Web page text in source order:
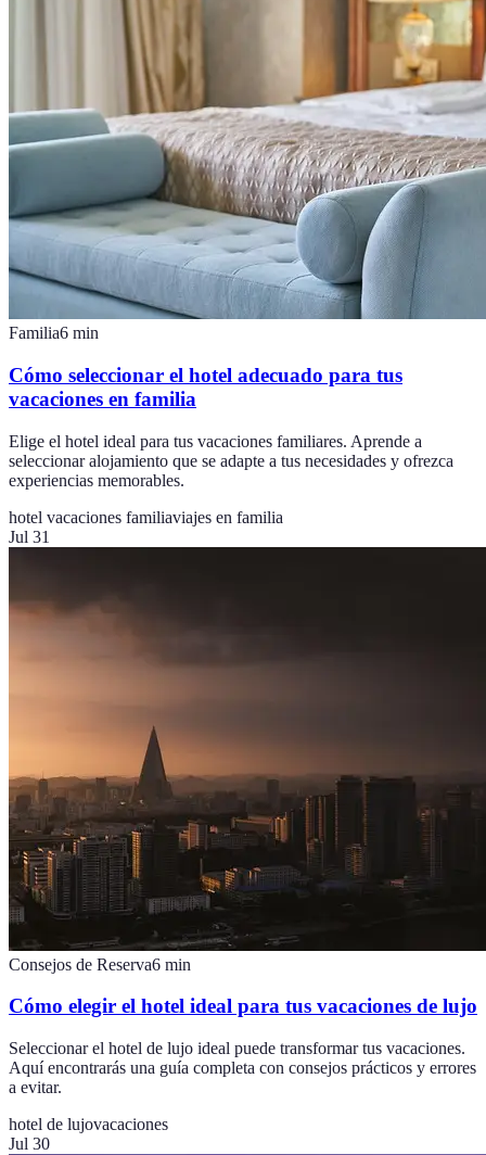
Familia6 min
Cómo seleccionar el hotel adecuado para tus
vacaciones en familia
Elige el hotel ideal para tus vacaciones familiares. Aprende a
seleccionar alojamiento que se adapte a tus necesidades y ofrezca
experiencias memorables.
hotel vacaciones familiaviajes en familia
Jul 31
Consejos de Reserva6 min
Cómo elegir el hotel ideal para tus vacaciones de lujo
Seleccionar el hotel de lujo ideal puede transformar tus vacaciones.
Aquí encontrarás una guía completa con consejos prácticos y errores
a evitar.
hotel de lujovacaciones
Jul 30